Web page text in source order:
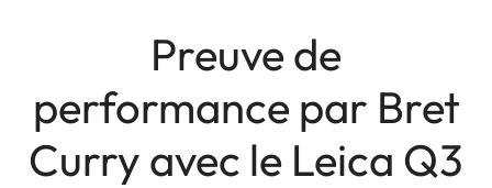
Preuve de
performance par Bret
Curry avec le Leica Q3